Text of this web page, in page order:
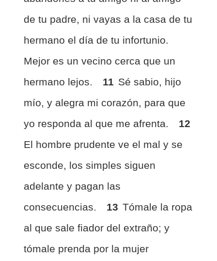
de tu padre, ni vayas a la casa de tu
hermano el día de tu infortunio.
Mejor es un vecino cerca que un
hermano lejos.
11 Sé sabio, hijo
mío, y alegra mi corazón, para que
yo responda al que me afrenta.
12
El hombre prudente ve el mal y se
esconde, los simples siguen
adelante y pagan las
consecuencias.
13 Tómale la ropa
al que sale fiador del extraño; y
tómale prenda por la mujer